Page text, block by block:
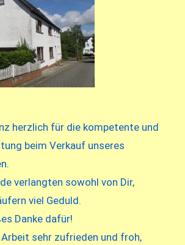
herzlich für die kompetente und
beim Verkauf unseres
verlangten sowohl von Dir,
viel Geduld.
Danke dafür!
sehr zufrieden und froh,